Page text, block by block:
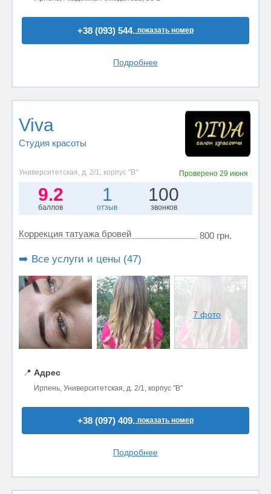
+38 (093) 544..показать номер
Подробнее
Viva
Студия красоты
Университетская, д. 2/1, корпус "В" Проверено 29 июня
9.2
баллов
1
отзыв
100
звонков
Коррекция татуажа бровей 800 грн.
➡️ Все услуги и цены (47)
7 фото
📍 Адрес
Ирпень, Университетская, д. 2/1, корпус "В"
+38 (097) 409..показать номер
Подробнее